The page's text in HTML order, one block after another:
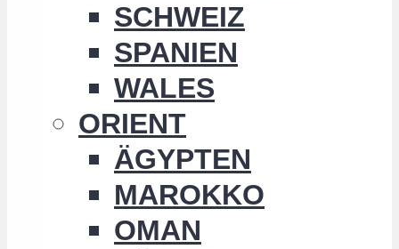
SCHWEIZ
SPANIEN
WALES
ORIENT
ÄGYPTEN
MAROKKO
OMAN